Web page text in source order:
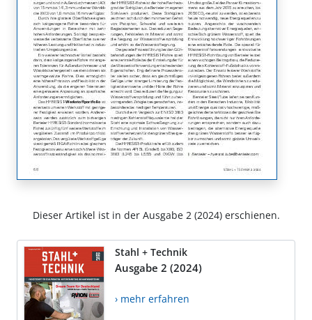
Dieser Artikel ist in der Ausgabe 2 (2024) erschienen.
Stahl + Technik
Ausgabe 2 (2024)
› mehr erfahren